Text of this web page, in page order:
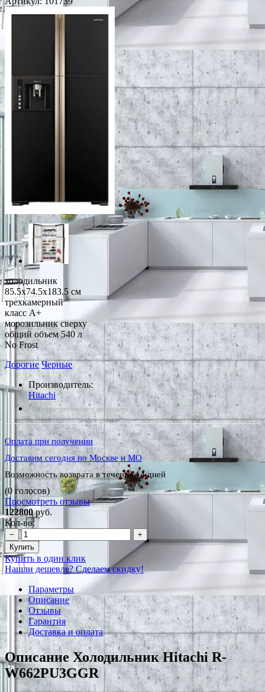
холодильник
85.5x74.5x183.5 см
трехкамерный
класс A+
морозильник сверху
общий объем 540 л
No Frost
Дорогие Черные
Производитель:
Hitachi
*Наличие уточняйте у менеджера
Оплата при получении
Доставим сегодня по Москве и МО
Возможность возврата в течение 14 дней
(0 голосов)
Просмотреть отзывы
122800руб.
Кол-во:
−
+
Купить
Купить в один клик
Нашли дешевле? Сделаем скидку!
Параметры
Описание
Отзывы
Гарантия
Доставка и оплата
Описание Холодильник Hitachi R-
W662PU3GGR